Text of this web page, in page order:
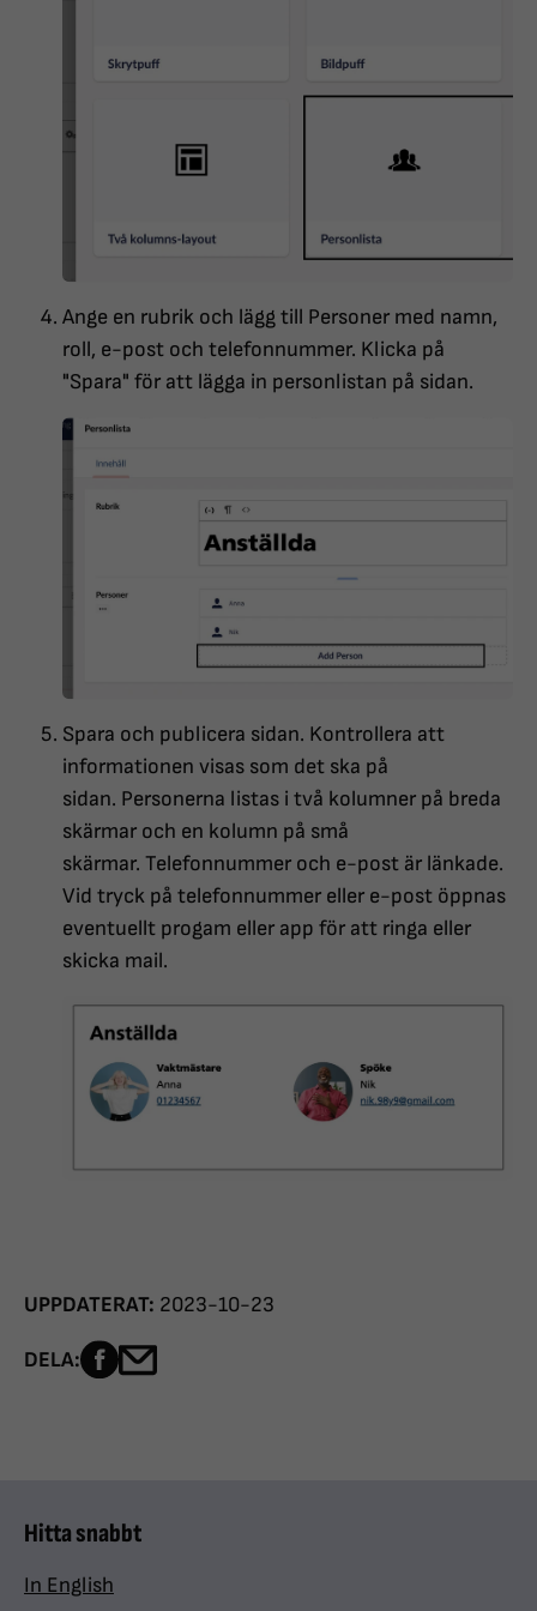
Ange en rubrik och lägg till Personer med namn,
roll, e-post och telefonnummer. Klicka på
"Spara" för att lägga in personlistan på sidan.
Spara och publicera sidan. Kontrollera att
informationen visas som det ska på
sidan. Personerna listas i två kolumner på breda
skärmar och en kolumn på små
skärmar. Telefonnummer och e-post är länkade.
Vid tryck på telefonnummer eller e-post öppnas
eventuellt progam eller app för att ringa eller
skicka mail.
UPPDATERAT: 2023-10-23
DELA: Dela sidan på Facebook
Hitta snabbt
In English